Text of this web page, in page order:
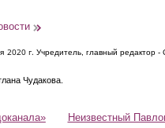
2020 г. Учредитель, главный редактор
Чудакова.
Неизвестный